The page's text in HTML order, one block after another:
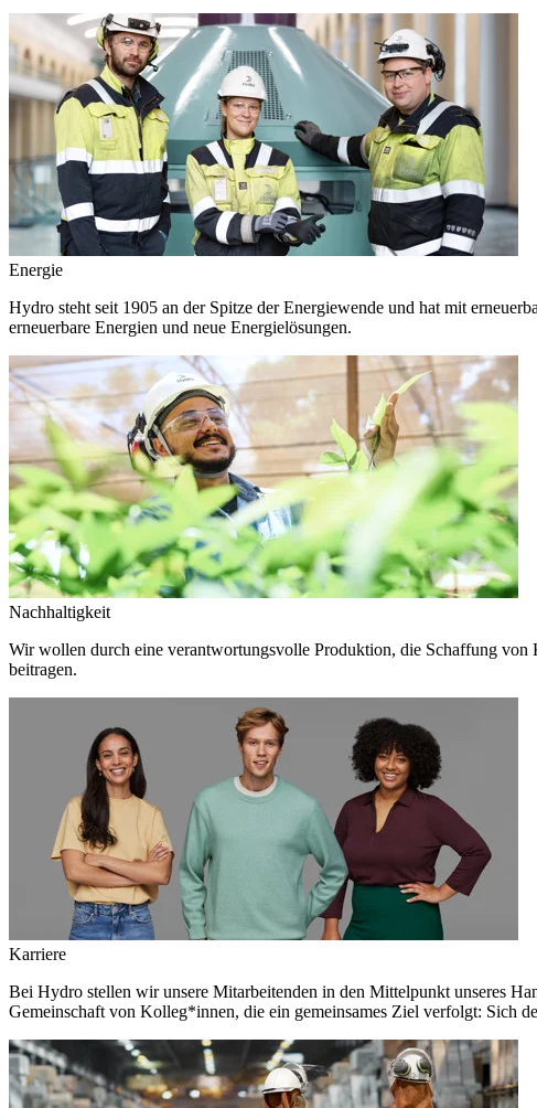
Energie
Hydro steht seit 1905 an der Spitze der Energiewende und hat mit
erneuerbare Energien und neue Energielösungen.
Nachhaltigkeit
Wir wollen durch eine verantwortungsvolle Produktion, die Schaffung
beitragen.
Karriere
Bei Hydro stellen wir unsere Mitarbeitenden in den Mittelpunkt unseres
Gemeinschaft von Kolleg*innen, die ein gemeinsames Ziel verfolgt: Sich